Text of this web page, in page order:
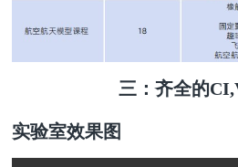
三：齐全的
实验室效果图